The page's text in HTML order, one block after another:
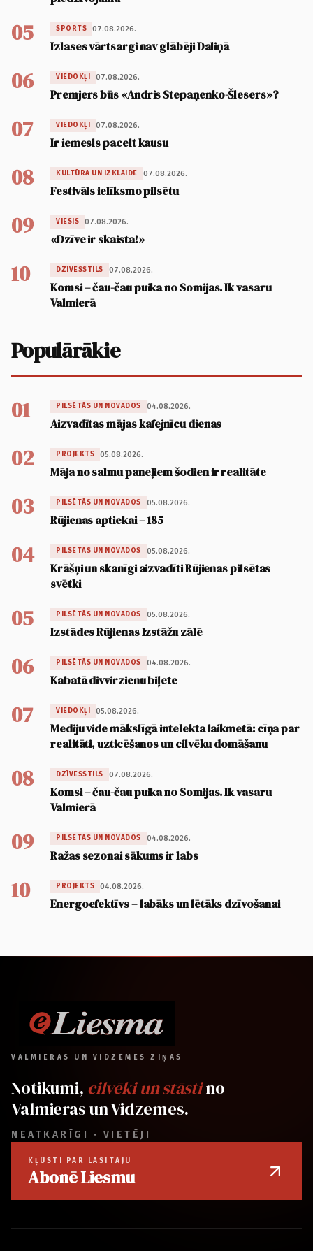
05 SPORTS 07.08.2026.
Izlases vārtsargi nav glābēji Daliņā
06 VIEDOKĻI 07.08.2026.
Premjers būs «Andris Stepaņenko-Šlesers»?
07 VIEDOKĻI 07.08.2026.
Ir iemesls pacelt kausu
08 KULTŪRA UN IZKLAIDE 07.08.2026.
Festivāls ielīksmo pilsētu
09 VIESIS 07.08.2026.
«Dzīve ir skaista!»
10 DZĪVESSTILS 07.08.2026.
Komsi – čau-čau puika no Somijas. Ik vasaru
Valmierā
Populārākie
01 PILSĒTĀS UN NOVADOS 04.08.2026.
Aizvadītas mājas kafejnīcu dienas
02 PROJEKTS 05.08.2026.
Māja no salmu paneļiem šodien ir realitāte
03 PILSĒTĀS UN NOVADOS 05.08.2026.
Rūjienas aptiekai – 185
04 PILSĒTĀS UN NOVADOS 05.08.2026.
Krāšņi un skanīgi aizvadīti Rūjienas pilsētas
svētki
05 PILSĒTĀS UN NOVADOS 05.08.2026.
Izstādes Rūjienas Izstāžu zālē
06 PILSĒTĀS UN NOVADOS 04.08.2026.
Kabatā divvirzienu biļete
07 VIEDOKĻI 05.08.2026.
Mediju vide mākslīgā intelekta laikmetā: cīņa par
realitāti, uzticēšanos un cilvēku domāšanu
08 DZĪVESSTILS 07.08.2026.
Komsi – čau-čau puika no Somijas. Ik vasaru
Valmierā
09 PILSĒTĀS UN NOVADOS 04.08.2026.
Ražas sezonai sākums ir labs
10 PROJEKTS 04.08.2026.
Energoefektīvs – labāks un lētāks dzīvošanai
VALMIERAS UN VIDZEMES ZIŅAS
Notikumi, cilvēki un stāstino
Valmieras un Vidzemes.
NEATKARĪGI · VIETĒJI
KĻŪSTI PAR LASĪTĀJU
Abonē Liesmu